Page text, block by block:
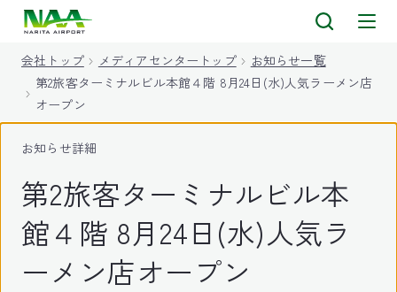
会社トップ メディアセンタートップ
お知らせ一覧
第2旅客ターミナルビル本館４階 8月24日(水)人気ラーメン店
オープン
お知らせ詳細
第2旅客ターミナルビル本
館４階 8月24日(水)人気ラ
ーメン店オープン